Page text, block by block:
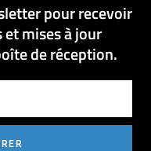
pour recevoir
mises à jour
de réception.